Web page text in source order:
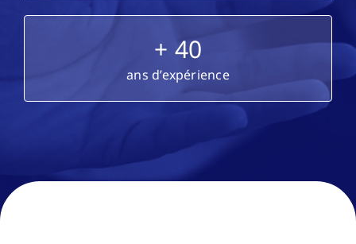
+ 40
ans d’expérience